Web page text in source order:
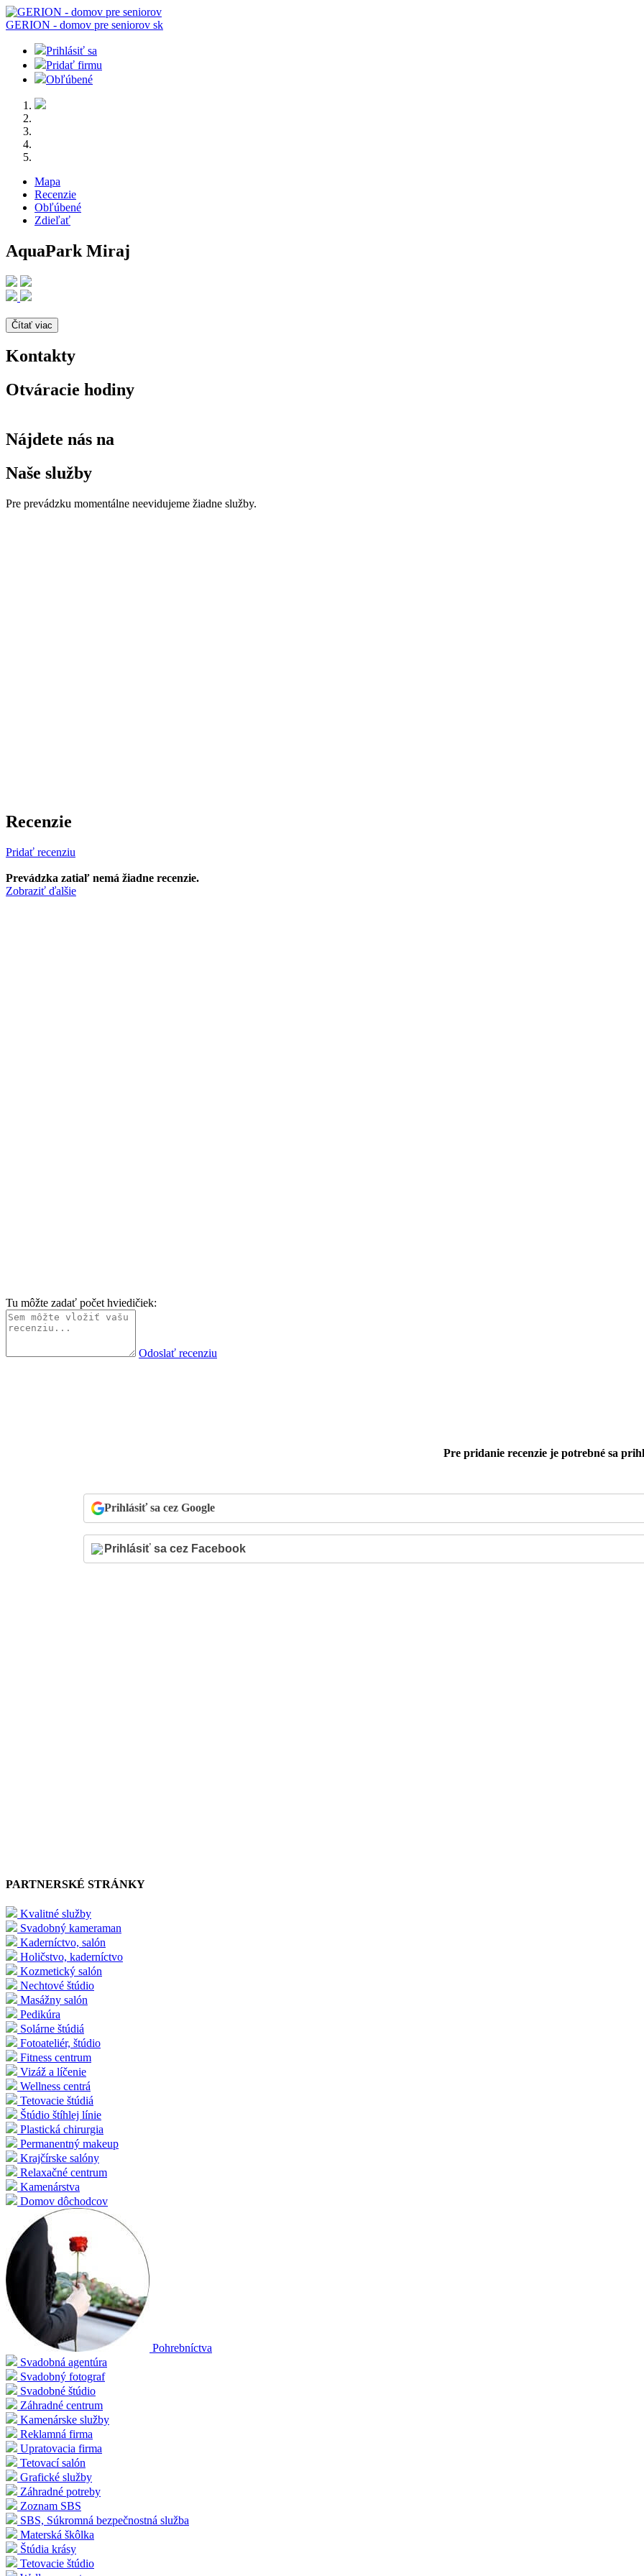
GERION - domov pre seniorov sk
Prihlásiť sa
Pridať firmu
Obľúbené
Mapa
Recenzie
Obľúbené
Zdieľať
AquaPark Miraj
Čítať viac
Kontakty
Otváracie hodiny
Nájdete nás na
Naše služby
Pre prevádzku momentálne neevidujeme žiadne služby.
Recenzie
Pridať recenziu
Prevádzka zatiaľ nemá žiadne recenzie.
Zobraziť ďalšie
Tu môžte zadať počet hviedičiek:
Odoslať recenziu
Pre pridanie recenzie je potrebné sa
Prihlásiť sa cez Google
PARTNERSKÉ STRÁNKY
Kvalitné služby
Svadobný kameraman
Kaderníctvo, salón
Holičstvo, kaderníctvo
Kozmetický salón
Nechtové štúdio
Masážny salón
Pedikúra
Solárne štúdiá
Fotoateliér, štúdio
Fitness centrum
Vizáž a líčenie
Wellness centrá
Tetovacie štúdiá
Štúdio štíhlej línie
Plastická chirurgia
Permanentný makeup
Krajčírske salóny
Relaxačné centrum
Kamenárstva
Domov dôchodcov
Pohrebníctva
Svadobná agentúra
Svadobný fotograf
Svadobné štúdio
Záhradné centrum
Kamenárske služby
Reklamná firma
Upratovacia firma
Tetovací salón
Grafické služby
Záhradné potreby
Zoznam SBS
SBS, Súkromná bezpečnostná služba
Materská škôlka
Štúdia krásy
Tetovacie štúdio